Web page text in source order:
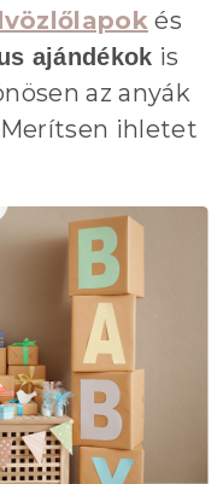
és
ajándékok is
az anyák
ihletet